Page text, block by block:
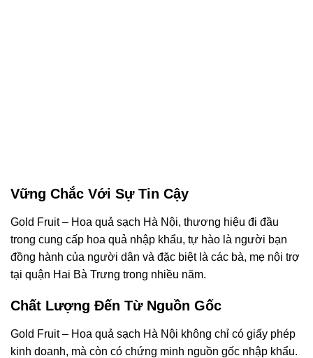
Vững Chắc Với Sự Tin Cậy
Gold Fruit – Hoa quả sạch Hà Nội, thương hiệu đi đầu
trong cung cấp hoa quả nhập khẩu, tự hào là người bạn
đồng hành của người dân và đặc biệt là các bà, mẹ nội trợ
tại quận Hai Bà Trưng trong nhiều năm.
Chất Lượng Đến Từ Nguồn Gốc
Gold Fruit – Hoa quả sạch Hà Nội không chỉ có giấy phép
kinh doanh, mà còn có chứng minh nguồn gốc nhập khẩu.